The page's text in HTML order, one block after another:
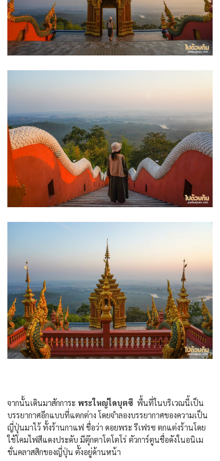
จากนั้นเดินมาสักการะ พระใหญ่ไดบุตซึ พื้นที่ในบริเวณนี้เป็น
บรรยากาศอีกแบบที่แตกต่าง โดยจำลองบรรยากาศของความเป็น
ญี่ปุ่นมาไว้ ทั้งร้านกาแฟ ชื่อว่า ดอยพระ รีเฟรซ ตกแต่งร้านโดย
ใช้โคมไฟสีแดงประดับ มีตุ๊กตาโตโตโร่ ตัวการ์ตูนชื่อดังในอนิเม
ชั่นคลาสสิกของญี่ปุ่น ตั้งอยู่ด้านหน้า